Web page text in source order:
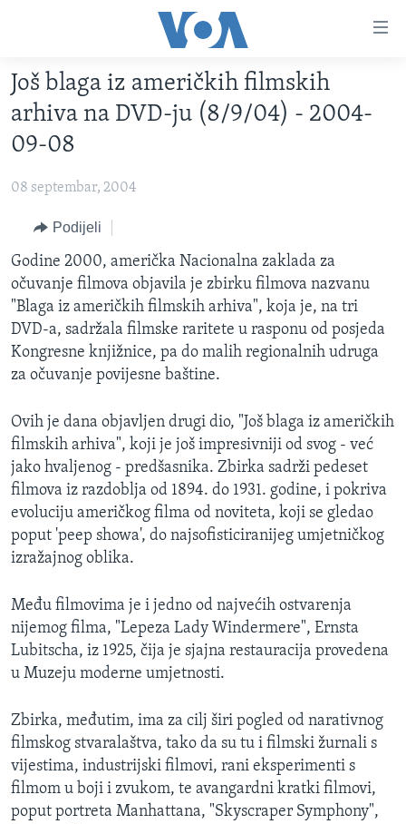
glavni
sadržaj
Pređi
na
glavnu
navigaciju
pretragu
TV PROGRAM
VIJESTI
SJEDINJENE AMERIČKE DRŽAVE
BOSNA I HERCEGOVINA
SVIJET
NAUKA I TEHNOLOGIJA
SPECIJALNI PROJEKTI
KORUPCIJA
SLOBODA MEDIJA
ŽENSKA STRANA
MAGAZIN
O GLASU AMERIKE
Learning English
PRATITE NAS
Jezici
Još blaga iz američkih filmskih
arhiva na DVD-ju (8/9/04) - 2004-
09-08
08 septembar, 2004
Podijeli
Godine 2000, američka Nacionalna zaklada za
očuvanje filmova objavila je zbirku filmova nazvanu
"Blaga iz američkih filmskih arhiva", koja je, na tri
DVD-a, sadržala filmske raritete u rasponu od posjeda
Kongresne knjižnice, pa do malih regionalnih udruga
za očuvanje povijesne baštine.
Ovih je dana objavljen drugi dio, "Još blaga iz američkih
filmskih arhiva", koji je još impresivniji od svog - već
jako hvaljenog - predšasnika. Zbirka sadrži pedeset
filmova iz razdoblja od 1894. do 1931. godine, i pokriva
evoluciju američkog filma od noviteta, koji se gledao
poput 'peep showa', do najsofisticiranijeg umjetničkog
izražajnog oblika.
Među filmovima je i jedno od najvećih ostvarenja
nijemog filma, "Lepeza Lady Windermere", Ernsta
Lubitscha, iz 1925, čija je sjajna restauracija provedena
u Muzeju moderne umjetnosti.
Zbirka, međutim, ima za cilj širi pogled od narativnog
filmskog stvaralaštva, tako da su tu i filmski žurnali s
vijestima, industrijski filmovi, rani eksperimenti s
filmom u boji i zvukom, te avangardni kratki filmovi,
poput portreta Manhattana, "Skyscraper Symphony",